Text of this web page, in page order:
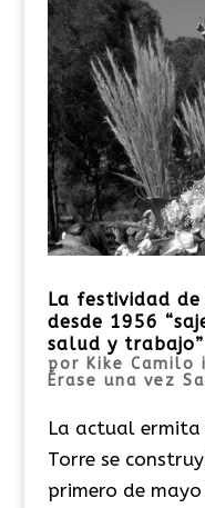
La festividad de
desde 1956
salud y trabajo”
por Kike Camilo
Érase una vez
La actual
Torre se
primero de